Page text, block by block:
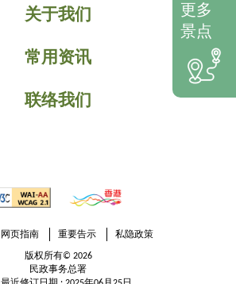
关于我们
常用资讯
联络我们
更多
景点
网页指南 重要告示 私隐政策
版权所有© 2026
民政事务总署